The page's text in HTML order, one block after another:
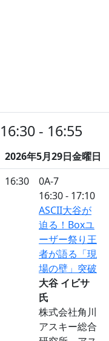
16:30 - 16:55
2026年5月29日金曜日
16:30
0A-7
16:30 - 17:10
ASCII大谷が
迫る！Boxユ
ーザー祭り王
者が語る「現
場の壁」突破
大谷 イビサ
氏
株式会社角川
アスキー総合